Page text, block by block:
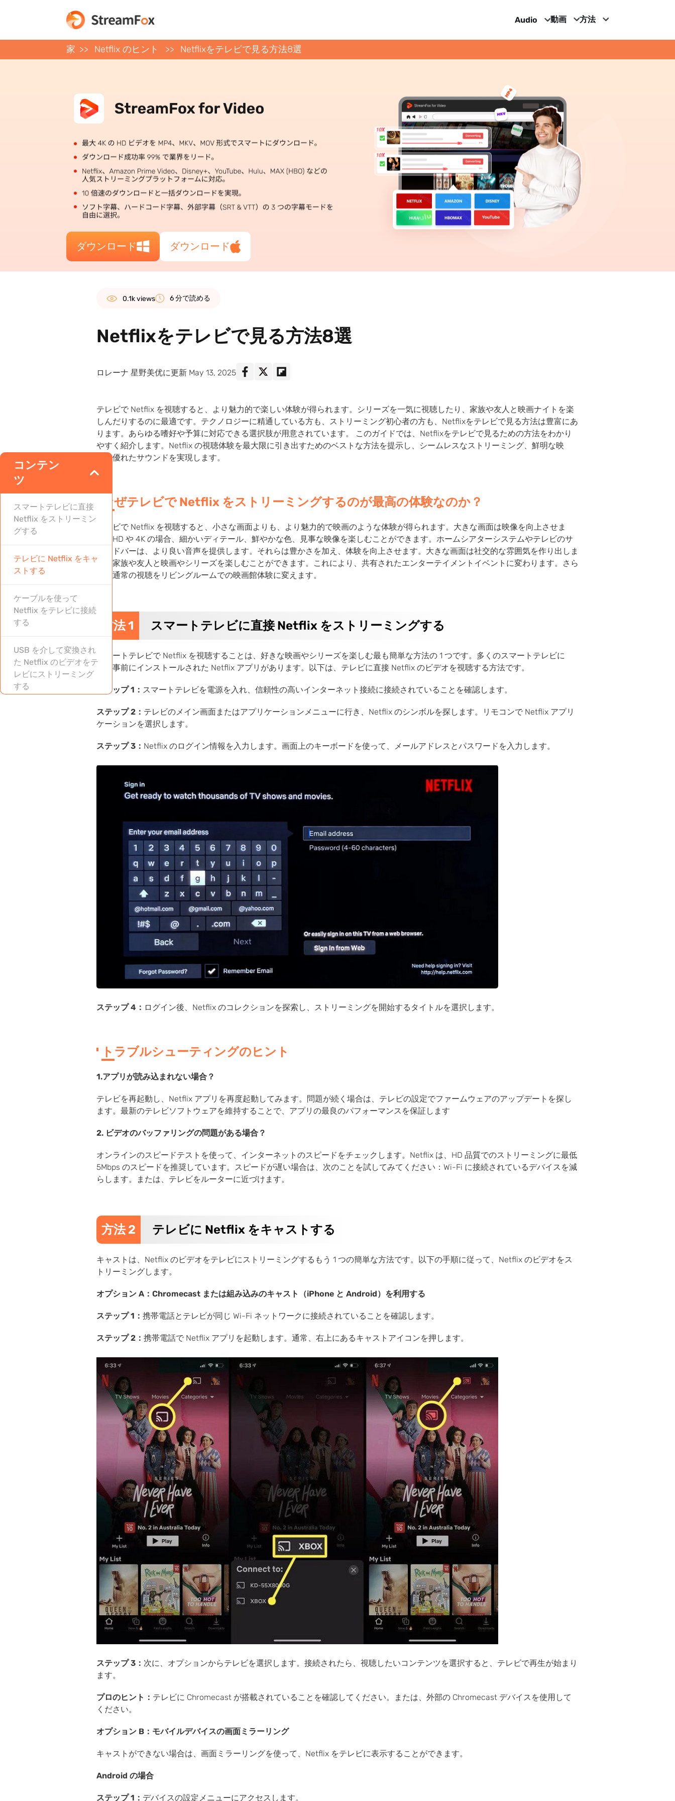
Audio 動画 方法
家 Netflix のヒント Netflixをテレビで見る方法8選
ダウンロード ダウンロード
コンテン
ツ
スマートテレビに直接
Netflix をストリーミン
グする
テレビに Netflix をキャ
ストする
ケーブルを使って
Netflix をテレビに接続
する
USB を介して変換され
た Netflix のビデオをテ
レビにストリーミング
する
0.1k views 6 分で読める
Netflixをテレビで見る方法8選
ロレーナ 星野美优に更新 May 13, 2025
テレビで Netflix を視聴すると、より魅力的で楽しい体験が得られます。シリーズを一気に視聴したり、家族や友人と映画ナイトを楽
しんだりするのに最適です。テクノロジーに精通している方も、ストリーミング初心者の方も、Netflixをテレビで見る方法は豊富にあ
ります。あらゆる嗜好や予算に対応できる選択肢が用意されています。 このガイドでは、Netflixをテレビで見るための方法をわかり
やすく紹介します。Netflix の視聴体験を最大限に引き出すためのベストな方法を提示し、シームレスなストリーミング、鮮明な映
像、優れたサウンドを実現します。
なぜテレビで Netflix をストリーミングするのが最高の体験なのか？
テレビで Netflix を視聴すると、小さな画面よりも、より魅力的で映画のような体験が得られます。大きな画面は映像を向上させま
す。HD や 4K の場合、細かいディテール、鮮やかな色、見事な映像を楽しむことができます。ホームシアターシステムやテレビのサ
ウンドバーは、より良い音声を提供します。それらは豊かさを加え、体験を向上させます。大きな画面は社交的な雰囲気を作り出しま
す。家族や友人と映画やシリーズを楽しむことができます。これにより、共有されたエンターテイメントイベントに変わります。さら
に、通常の視聴をリビングルームでの映画館体験に変えます。
方法 1 スマートテレビに直接 Netflix をストリーミングする
スマートテレビで Netflix を視聴することは、好きな映画やシリーズを楽しむ最も簡単な方法の 1 つです。多くのスマートテレビに
は、事前にインストールされた Netflix アプリがあります。以下は、テレビに直接 Netflix のビデオを視聴する方法です。
ステップ 1： スマートテレビを電源を入れ、信頼性の高いインターネット接続に接続されていることを確認します。
ステップ 2： テレビのメイン画面またはアプリケーションメニューに行き、Netflix のシンボルを探します。リモコンで Netflix アプリ
ケーションを選択します。
ステップ 3： Netflix のログイン情報を入力します。画面上のキーボードを使って、メールアドレスとパスワードを入力します。
ステップ 4： ログイン後、Netflix のコレクションを探索し、ストリーミングを開始するタイトルを選択します。
トラブルシューティングのヒント
1.アプリが読み込まれない場合？
テレビを再起動し、Netflix アプリを再度起動してみます。問題が続く場合は、テレビの設定でファームウェアのアップデートを探し
ます。最新のテレビソフトウェアを維持することで、アプリの最良のパフォーマンスを保証します
2. ビデオのバッファリングの問題がある場合？
オンラインのスピードテストを使って、インターネットのスピードをチェックします。Netflix は、HD 品質でのストリーミングに最低
5Mbps のスピードを推奨しています。スピードが遅い場合は、次のことを試してみてください：Wi-Fi に接続されているデバイスを減
らします。または、テレビをルーターに近づけます。
方法 2 テレビに Netflix をキャストする
キャストは、Netflix のビデオをテレビにストリーミングするもう 1 つの簡単な方法です。以下の手順に従って、Netflix のビデオをス
トリーミングします。
オプション A：Chromecast または組み込みのキャスト（iPhone と Android）を利用する
ステップ 1： 携帯電話とテレビが同じ Wi-Fi ネットワークに接続されていることを確認します。
ステップ 2： 携帯電話で Netflix アプリを起動します。通常、右上にあるキャストアイコンを押します。
ステップ 3： 次に、オプションからテレビを選択します。接続されたら、視聴したいコンテンツを選択すると、テレビで再生が始まり
ます。
プロのヒント： テレビに Chromecast が搭載されていることを確認してください。または、外部の Chromecast デバイスを使用して
ください。
オプション B：モバイルデバイスの画面ミラーリング
キャストができない場合は、画面ミラーリングを使って、Netflix をテレビに表示することができます。
Android の場合
ステップ 1： デバイスの設定メニューにアクセスします。